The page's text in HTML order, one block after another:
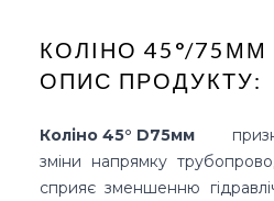
КОЛІНО 45°/75ММ
ОПИС ПРОДУКТУ:
Коліно 45° D75мм
зміни напрямку
сприяє зменшенню